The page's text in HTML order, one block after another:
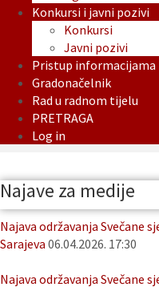
Konkursi i javni pozivi
Konkursi
Javni pozivi
Pristup informacijama
Gradonačelnik
Rad u radnom tijelu
PRETRAGA
Log in
Najave za medije
Najava održavanja Svečane
Sarajeva 06.04.2026. 17:30
Najava održavanja Svečane